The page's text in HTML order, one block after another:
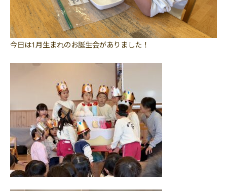
今日は1月生まれのお誕生会がありました！